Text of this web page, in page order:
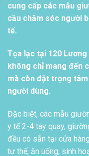
cung cấp các mẫu
cầu chăm sóc người
tế.
Tọa lạc tại 120
không chỉ mang đến
mà còn đặt trọng
người dùng.
Đặc biệt, các mẫu
y tế 2-4 tay quay,
đều có sẵn tại cửa
tư thế, ăn uống, sinh